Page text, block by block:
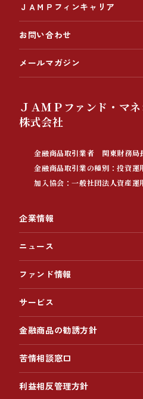
ＪＡＭＰフィンキャリア
お問い合わせ
メールマガジン
ＪＡＭＰファンド・マ
株式会社
金融商品取引業者 関東財務局
金融商品取引業の種別：投資運
加入協会：一般社団法人資産運
企業情報
ニュース
ファンド情報
サービス
金融商品の勧誘方針
苦情相談窓口
利益相反管理方針